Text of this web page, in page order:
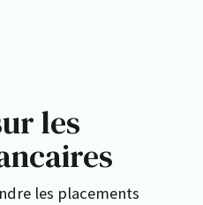
les
les placements